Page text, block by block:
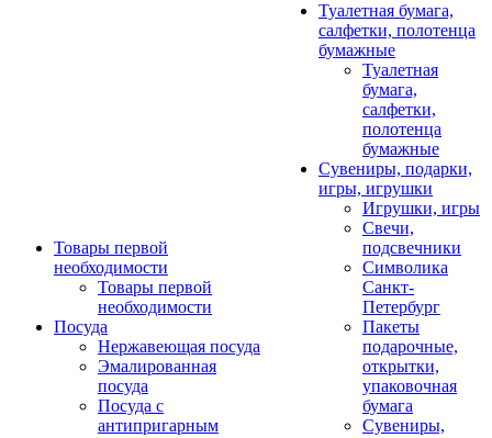
Товары первой
необходимости
Товары первой
необходимости
Посуда
Нержавеющая посуда
Эмалированная
посуда
Посуда с
антипригарным
Туалетная бумага,
салфетки, полотенца
бумажные
Туалетная
бумага,
салфетки,
полотенца
бумажные
Сувениры, подарки,
игры, игрушки
Игрушки, игры
Свечи,
подсвечники
Символика
Санкт-
Петербург
Пакеты
подарочные,
открытки,
упаковочная
бумага
Сувениры,